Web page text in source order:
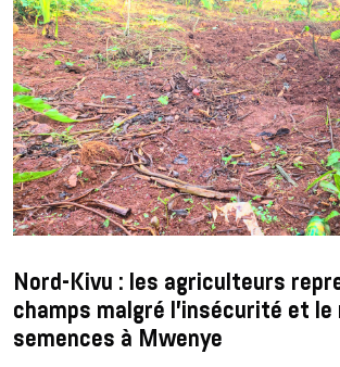
Nord-Kivu : les agriculteurs
champs malgré l’insécurité et le
semences à Mwenye